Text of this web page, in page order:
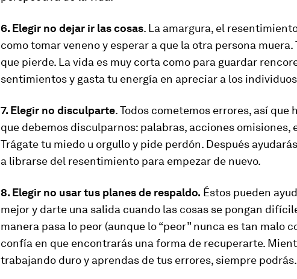
6. Elegir no dejar ir las cosas. La amargura, el
como tomar veneno y esperar a que la otra persona muera.
que pierde. La vida es muy corta como para guardar
sentimientos y gasta tu energía en apreciar a los
7. Elegir no disculparte. Todos cometemos errores, así que
que debemos disculparnos: palabras, acciones omisiones,
Trágate tu miedo u orgullo y pide perdón. Después
a librarse del resentimiento para empezar de nuevo.
8. Elegir no usar tus planes de respaldo. Éstos pueden
mejor y darte una salida cuando las cosas se pongan
manera pasa lo peor (aunque lo “peor” nunca es tan malo
confía en que encontrarás una forma de recuperarte.
trabajando duro y aprendas de tus errores, siempre podrás.